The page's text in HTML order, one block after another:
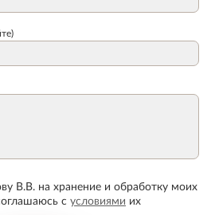
В.В. на хранение и обработку моих
с условиями их